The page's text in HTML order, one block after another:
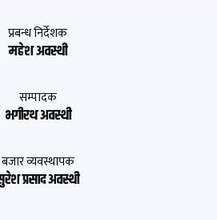
प्रबन्ध निर्देशक
महेश अवस्थी
सम्पादक
भगीरथ अवस्थी
बजार व्यवस्थापक
प्रसाद अवस्थी